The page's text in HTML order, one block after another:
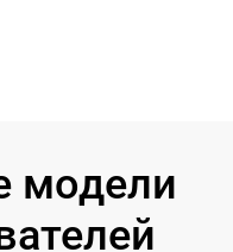
модели